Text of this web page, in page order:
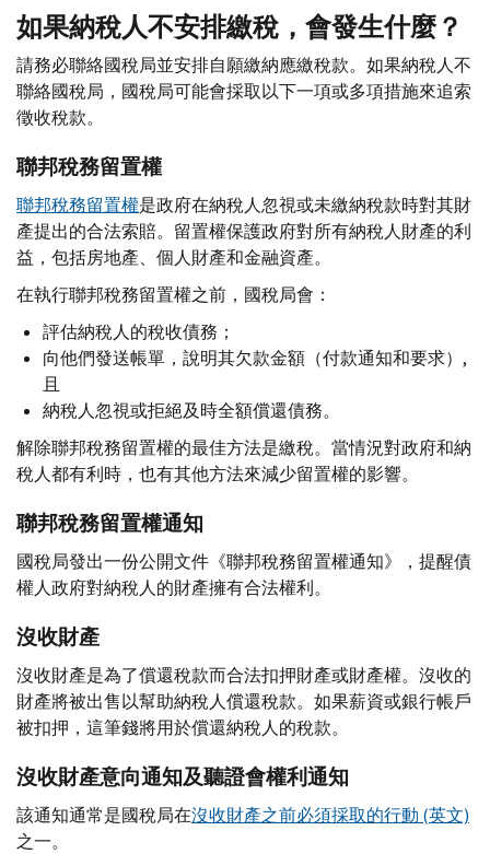
如果納稅人不安排繳稅，會發生什麼？
請務必聯絡國稅局並安排自願繳納應繳稅款。如果納稅人不
聯絡國稅局，國稅局可能會採取以下一項或多項措施來追索
徵收稅款。
聯邦稅務留置權
聯邦稅務留置權是政府在納稅人忽視或未繳納稅款時對其財
產提出的合法索賠。留置權保護政府對所有納稅人財產的利
益，包括房地產、個人財產和金融資產。
在執行聯邦稅務留置權之前，國稅局會：
評估納稅人的稅收債務；
向他們發送帳單，說明其欠款金額（付款通知和要求）,
且
納稅人忽視或拒絕及時全額償還債務。
解除聯邦稅務留置權的最佳方法是繳稅。當情況對政府和納
稅人都有利時，也有其他方法來減少留置權的影響。
聯邦稅務留置權通知
國稅局發出一份公開文件《聯邦稅務留置權通知》，提醒債
權人政府對納稅人的財產擁有合法權利。
沒收財產
沒收財產是為了償還稅款而合法扣押財產或財產權。沒收的
財產將被出售以幫助納稅人償還稅款。如果薪資或銀行帳戶
被扣押，這筆錢將用於償還納稅人的稅款。
沒收財產意向通知及聽證會權利通知
該通知通常是國稅局在沒收財產之前必須採取的行動 (英文)
之一。